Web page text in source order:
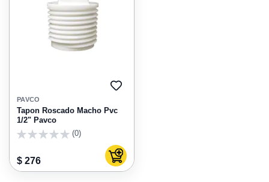
AGREGAR
FAVORITOS
PAVCO
Tapon Roscado Macho Pvc
1/2" Pavco
(0)
$ 276 Agregar al carrito